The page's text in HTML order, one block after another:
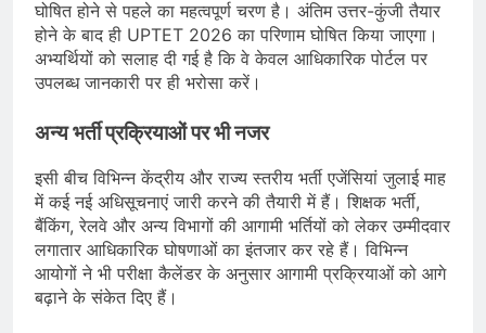
घोषित होने से पहले का महत्वपूर्ण चरण है। अंतिम उत्तर-कुंजी तैयार
होने के बाद ही UPTET 2026 का परिणाम घोषित किया जाएगा।
अभ्यर्थियों को सलाह दी गई है कि वे केवल आधिकारिक पोर्टल पर
उपलब्ध जानकारी पर ही भरोसा करें।
अन्य भर्ती प्रक्रियाओं पर भी नजर
इसी बीच विभिन्न केंद्रीय और राज्य स्तरीय भर्ती एजेंसियां जुलाई माह
में कई नई अधिसूचनाएं जारी करने की तैयारी में हैं। शिक्षक भर्ती,
बैंकिंग, रेलवे और अन्य विभागों की आगामी भर्तियों को लेकर उम्मीदवार
लगातार आधिकारिक घोषणाओं का इंतजार कर रहे हैं। विभिन्न
आयोगों ने भी परीक्षा कैलेंडर के अनुसार आगामी प्रक्रियाओं को आगे
बढ़ाने के संकेत दिए हैं।